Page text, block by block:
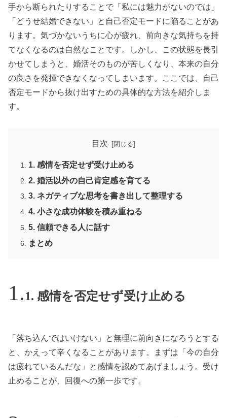
手から断られたりすることで「私には魅力がないのでは」
「どうせ結婚できない」と自己否定モードに陥ることがあ
ります。気づかないうちに心が疲れ、前向きな気持ちを持
てなくなるのは自然なことです。しかし、この状態を長引
かせてしまうと、婚活そのものが苦しくなり、本来の自分
の良さを発揮できなくなってしまいます。ここでは、自己
否定モードから抜け出すための具体的な方法を紹介しま
す。
目次
1. 感情を否定せず受け止める
2. 婚活以外の自己肯定感を育てる
3. ネガティブな思考を書き出して整理する
4. 小さな成功体験を積み重ねる
5. 信頼できる人に話す
まとめ
1. 感情を否定せず受け止める
「落ち込んではいけない」と無理に前向きになろうとする
と、かえって辛くなることがあります。まずは「今の自分
は疲れているんだな」と感情を認めてあげましょう。受け
止めることが、回復への第一歩です。